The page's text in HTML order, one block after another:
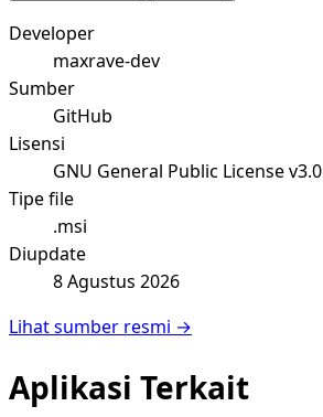
Developer
maxrave-dev
Sumber
GitHub
Lisensi
GNU General Public License v3.0
Tipe file
.msi
Diupdate
8 Agustus 2026
Lihat sumber resmi →
Aplikasi Terkait